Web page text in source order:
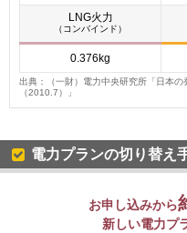
LNG火力
（コンバインド）
0.376kg
出典：（一財）電力中央研究所「日本
（2010.7）」
電力プランの切り替え
お申し込みから
新しい電力プ